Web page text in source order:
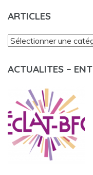
ARTICLES
Articles
ACTUALITES – ENT